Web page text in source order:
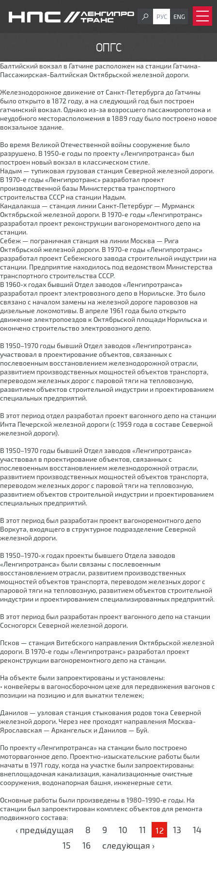
РУС ENG
ОПГС
Балтийский вокзал в Гатчине расположен на станции Гатчина-
Пассажирская-Балтийская Октябрьской железной дороги.
Железнодорожное движение от Санкт-Петербурга до Гатчины
было открыто в 1872 году, а на следующий год был построен
гатчинский вокзал. Однако из-за возросшего пассажиропотока и
неудобного месторасположения в 1889 году было построено новое
вокзальное здание.
Во время Великой Отечественной войны сооружение было
разрушено. В 1950-е годы по проекту «Ленгипротранса» был
построен новый вокзал в классическом стиле.
Надым — тупиковая грузовая станция Северной железной дороги.
В 1970-е годы «Ленгипротранс» разработал проект
производственной базы Министерства транспортного
строительства СССР на станции Надым.
Кандалакша — станция линии Санкт-Петербург — Мурманск
Октябрьской железной дороги. В 1970-е годы «Ленгипротранс»
разработал проект реконструкции вагоноремонтного депо на
станции.
Себеж — пограничная станция на линии Москва — Рига
Октябрьской железной дороги. В 1970-е годы «Ленгипротранс»
разработал проект Себежского завода строительной индустрии на
станции. Предприятие находилось под ведомством Министерства
транспортного строительства СССР.
В 1960-х годах бывший Отдел заводов «Ленгипротранса»
разработал проект электровозного депо в Норильске. Это было
связано с началом замены на железной дороге паровозов на
дизельные локомотивы. В апреле 1961 года было открыто
движение электропоездов к Октябрьской площади Норильска и
окончено строительство электровозного депо.
В 1950–1970 годы бывший Отдел заводов «Ленгипротранса»
участвовал в проектирование объектов, связанных с
послевоенным восстановлением железнодорожной отрасли,
развитием производственных мощностей объектов транспорта,
переводом железных дорог с паровой тяги на тепловозную,
развитием объектов строительной индустрии и проектированием
специальных предприятий.
В этот период отдел разработал проект вагонного депо на станции
Инта Печерской железной дороги (с 1959 года в составе Северной
железной дороги).
В 1950–1970 годы бывший Отдел заводов «Ленгипротранса»
участвовал в проектирование объектов, связанных с
послевоенным восстановлением железнодорожной отрасли,
развитием производственных мощностей объектов транспорта,
переводом железных дорог с паровой тяги на тепловозную,
развитием объектов строительной индустрии и проектированием
специальных предприятий.
В этот период был разработан проект вагоноремонтного депо
Воркута, входящего в структурное подразделение Северной
железной дороги.
В 1950–1970-х годах проекты бывшего Отдела заводов
«Ленгипротранса» были связаны с послевоенным
восстановлением отрасли, развитием производственных
мощностей объектов транспорта, переводом железных дорог с
паровой тяги на тепловозную, развитием объектов строительной
индустрии и проектированием специализированных предприятий.
В этот период был разработан проект вагонного депо на станции
Сосногорск Северной железной дороги.
Псков — станция Витебского направления Октябрьской железной
дороги. В 1970-е годы «Ленгипротранс» разработал проект
реконструкции вагоноремонтного депо на станции.
На объекте были запроектированы и установлены:
• конвейеры в вагоносборочном цехе для передвижения вагонов с
позиции на позицию и для выкатки тележек;
Данилов — узловая станция стыкования родов тока Северной
железной дороги. Через нее проходят направления Москва-
Ярославская — Архангельск и Данилов — Буй.
По проекту «Ленгипротранса» на станции было построено
моторвагонное депо. Проектно-изыскательские работы были
начаты в 1971 году, когда на участке были запроектированы:
внеплощадочная канализация, канализационные очистные
сооружения, водонапорная башня, инженерные сети.
Основные работы были произведены в 1980–1990-е годы. На
станции был запроектирован комплекс объектов для ремонта
подвижного состава:
‹ предыдущая 8 9 10 11 12 13
14
15
16 следующая ›